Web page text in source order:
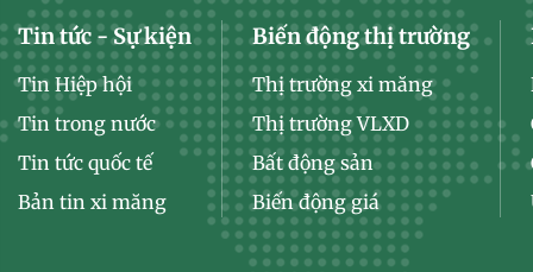
Tin tức - Sự kiện
Tin Hiệp hội
Tin trong nước
Tin tức quốc tế
Bản tin xi măng
Biến động thị trường
Thị trường xi măng
Thị trường VLXD
Bất động sản
Biến động giá